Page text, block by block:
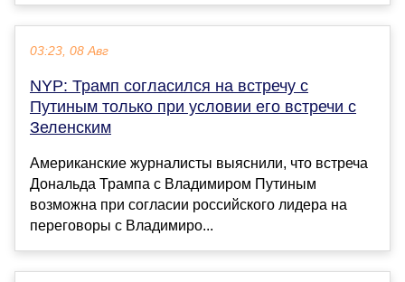
03:23, 08 Авг
NYP: Трамп согласился на встречу с
Путиным только при условии его встречи с
Зеленским
Американские журналисты выяснили, что встреча
Дональда Трампа с Владимиром Путиным
возможна при согласии российского лидера на
переговоры с Владимиро...